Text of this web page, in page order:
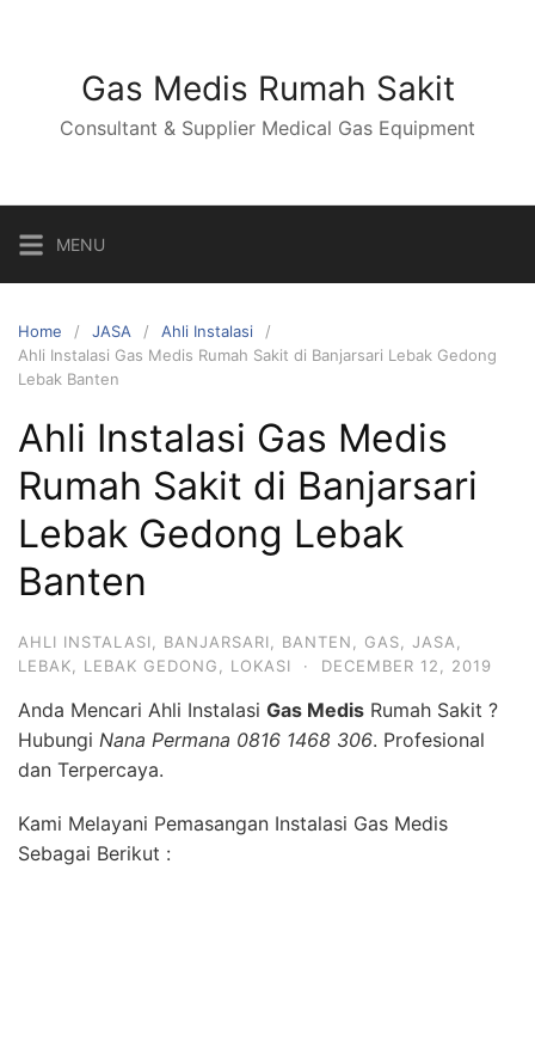
Gas Medis Rumah Sakit
Consultant & Supplier Medical Gas Equipment
MENU
Home JASA
Ahli Instalasi
Ahli Instalasi Gas Medis Rumah Sakit di Banjarsari Lebak Gedong
Lebak Banten
Ahli Instalasi Gas Medis
Rumah Sakit di Banjarsari
Lebak Gedong Lebak
Banten
AHLI INSTALASI BANJARSARI BANTEN GAS JASA
LEBAK
LEBAK GEDONG LOKASI · DECEMBER 12, 2019
Anda Mencari Ahli Instalasi Gas Medis Rumah Sakit ?
Hubungi Nana Permana 0816 1468 306. Profesional
dan Terpercaya.
Kami Melayani Pemasangan Instalasi Gas Medis
Sebagai Berikut :